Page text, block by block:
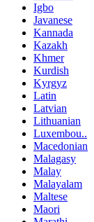
Igbo
Javanese
Kannada
Kazakh
Khmer
Kurdish
Kyrgyz
Latin
Latvian
Lithuanian
Luxembou..
Macedonian
Malagasy
Malay
Malayalam
Maltese
Maori